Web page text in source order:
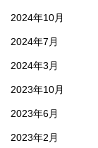
2024年10月
2024年7月
2024年3月
2023年10月
2023年6月
2023年2月